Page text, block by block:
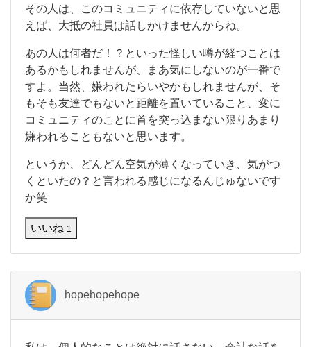
で
は
な
い
を
し
い
る
、
コ
ミ
ュ
ニ
テ
ィ
が
忙
し
、
そ
その人は、このコミュニティに依存していないと思
えば、大抵の社員は話しかけませんからね。
あの人は何者だ！？といった怪しい噂が経つことは
あるかもしれませんが、まあ気にしないのが一番で
すよ。当然、嫌われたらいやかもしれませんが、そ
もそも友達でもないと距離を置いていること、変に
コミュニティのことに首を突っ込まない限りあまり
嫌われることもないと思います。
というか、どんどん空気が薄くなっていき、気がつ
くといたの？と言われる感じになるんじゅないです
か笑
いいね 1
hopehopehope